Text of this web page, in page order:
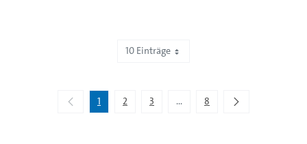
10 Einträge
1 2 3 ...Zwischenseiten Navigieren mit
8